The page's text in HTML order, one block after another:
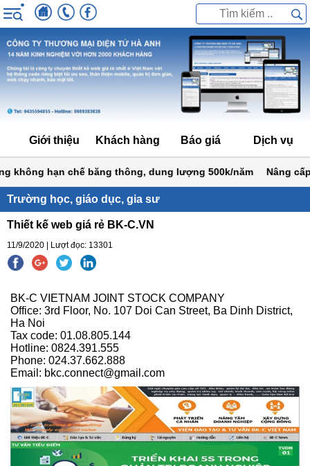
Giới thiệu Khách hàng Báo giá Dịch vụ
hạn chế băng thông, dung lượng 500k/năm Nâng cấp
Trường học, giáo dục, gia sư
Thiết kế web giá rẻ BK-C.VN
11/9/2020 | Lượt đọc: 13301
BK-C VIETNAM JOINT STOCK COMPANY
Office: 3rd Floor, No. 107 Doi Can Street, Ba Dinh District,
Ha Noi
Tax code: 01.08.805.144
Hotline: 0824.391.555
Phone: 024.37.662.888
Email: bkc.connect@gmail.com